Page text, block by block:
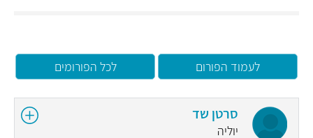
לעמוד הפורום לכל הפורומים
סרטן שד
יוליה